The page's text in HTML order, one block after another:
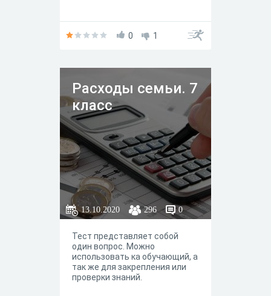
0 1
Расходы семьи. 7
класс
13.10.2020 296 0
Тест представляет собой
один вопрос. Можно
использовать ка обучающий, а
так же для закрепления или
проверки знаний.